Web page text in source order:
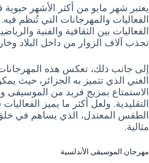
يعتبر شهر مايو من أكثر الأشهر
الفعاليات والمهرجانات التي تُنظم
الفعاليات بين الثقافية والفنية
تجذب آلاف الزوار من داخل البلاد
إلى جانب ذلك، تعكس هذه المهرجانات
الغني الذي تتميز به الجزائر، حيث
الاستمتاع بمزيج فريد من الموسيقى
التقليدية. ولعل أكثر ما يميز
الطقس المعتدل، الذي يساهم في خلق
مثالية.
مهرجان الموسيقى الأندلسية